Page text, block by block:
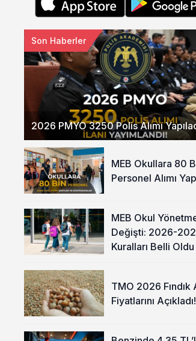
2026 PMYO 3250 Polis Alımı
Son Haberler
MEB Okullara 80
Personel Alımı
MEB Okul
Değişti: 2026-
Kuralları Belli Oldu
TMO 2026 Fındık
Fiyatlarını Açıkladı!